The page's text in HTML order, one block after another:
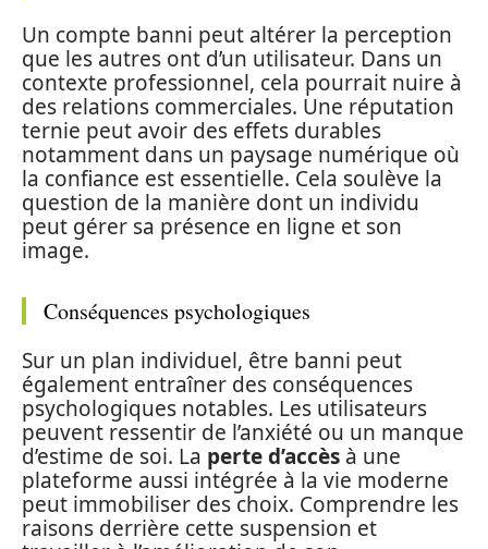
Un compte banni peut altérer la perception
que les autres ont d’un utilisateur. Dans un
contexte professionnel, cela pourrait nuire à
des relations commerciales. Une réputation
ternie peut avoir des effets durables
notamment dans un paysage numérique où
la confiance est essentielle. Cela soulève la
question de la manière dont un individu
peut gérer sa présence en ligne et son
image.
Conséquences psychologiques
Sur un plan individuel, être banni peut
également entraîner des conséquences
psychologiques notables. Les utilisateurs
peuvent ressentir de l’anxiété ou un manque
d’estime de soi. La perte d’accès à une
plateforme aussi intégrée à la vie moderne
peut immobiliser des choix. Comprendre les
raisons derrière cette suspension et